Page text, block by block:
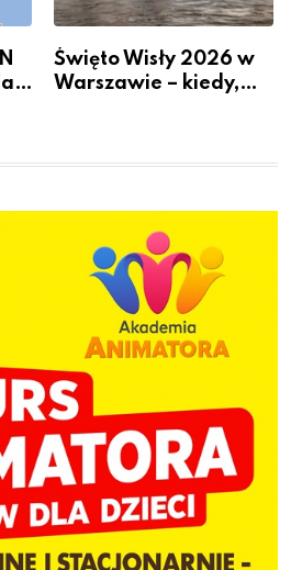
z
Święto Wisły 2026 w
Warszawie – kiedy,